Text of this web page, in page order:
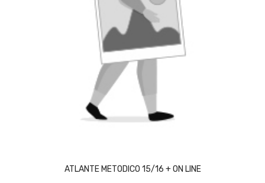
ATLANTE METODICO 15/16 + ON LINE